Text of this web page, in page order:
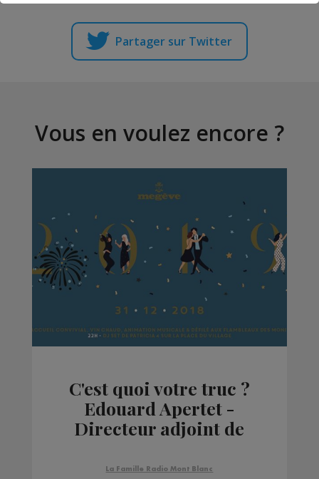
Partager sur Twitter
Vous en voulez encore ?
C'est quoi votre truc ?
Edouard Apertet -
Directeur adjoint de
La Famille Radio Mont Blanc